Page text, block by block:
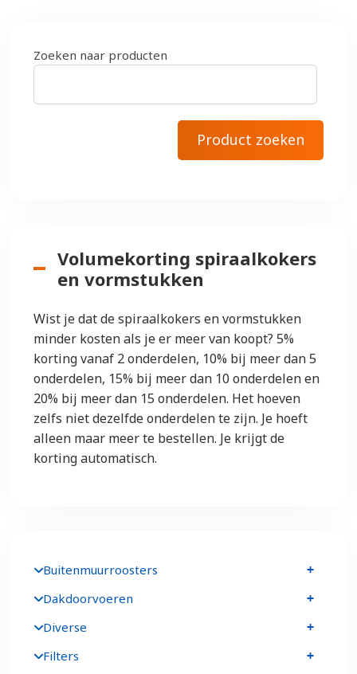
Zoeken naar producten
Volumekorting spiraalkokers
en vormstukken
Wist je dat de spiraalkokers en vormstukken
minder kosten als je er meer van koopt? 5%
korting vanaf 2 onderdelen, 10% bij meer dan 5
onderdelen, 15% bij meer dan 10 onderdelen en
20% bij meer dan 15 onderdelen. Het hoeven
zelfs niet dezelfde onderdelen te zijn. Je hoeft
alleen maar meer te bestellen. Je krijgt de
korting automatisch.
Buitenmuurroosters
Dakdoorvoeren
Diverse
Filters